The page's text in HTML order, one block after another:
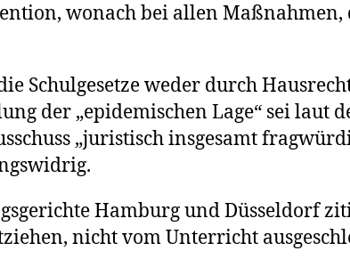
wonach bei allen
Schulgesetze weder durch
der „epidemischen Lage“ sei laut
„juristisch insgesamt
Hamburg und Düsseldorf
nicht vom Unterricht